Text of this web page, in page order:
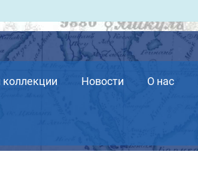
Новости О нас